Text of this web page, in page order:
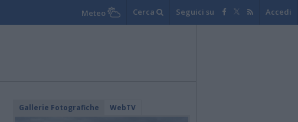
Meteo Cerca Seguici su Accedi
Gallerie Fotografiche WebTV